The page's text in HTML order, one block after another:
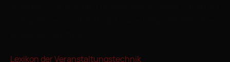
Lexikon der Veranstaltungstechnik